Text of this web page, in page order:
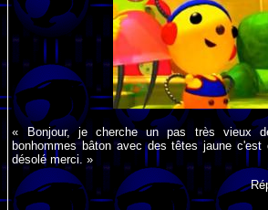
« Bonjour, je cherche un pas très vieux
bonhommes bâton avec des têtes jaune
désolé merci. »